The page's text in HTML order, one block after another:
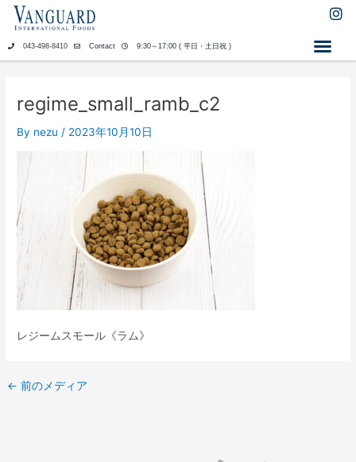
ス
I
043-498-8410 Contact 9:30～17:00 ( 平日・土日祝 )
regime_small_ramb_c2
By nezu / 2023年10月10日
レジームスモール《ラム》
← 前のメディア